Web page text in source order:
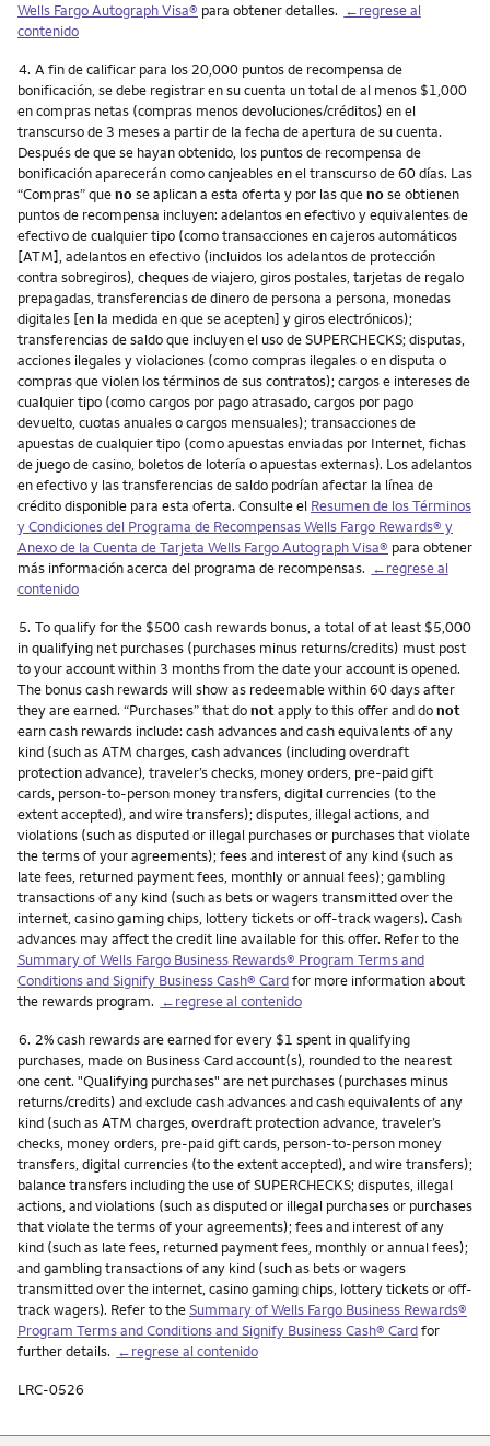
Wells Fargo Autograph Visa® para obtener detalles. ←regrese al
contenido
Nota
4. A fin de calificar para los 20,000 puntos de recompensa de
bonificación, se debe registrar en su cuenta un total de al menos $1,000
en compras netas (compras menos devoluciones/créditos) en el
transcurso de 3 meses a partir de la fecha de apertura de su cuenta.
Después de que se hayan obtenido, los puntos de recompensa de
bonificación aparecerán como canjeables en el transcurso de 60 días. Las
“Compras” quenose aplican a esta oferta y por las quenose obtienen
puntos de recompensa incluyen: adelantos en efectivo y equivalentes de
efectivo de cualquier tipo (como transacciones en cajeros automáticos
[ATM], adelantos en efectivo (incluidos los adelantos de protección
contra sobregiros), cheques de viajero, giros postales, tarjetas de regalo
prepagadas, transferencias de dinero de persona a persona, monedas
digitales [en la medida en que se acepten] y giros electrónicos);
transferencias de saldo que incluyen el uso de SUPERCHECKS; disputas,
acciones ilegales y violaciones (como compras ilegales o en disputa o
compras que violen los términos de sus contratos); cargos e intereses de
cualquier tipo (como cargos por pago atrasado, cargos por pago
devuelto, cuotas anuales o cargos mensuales); transacciones de
apuestas de cualquier tipo (como apuestas enviadas por Internet, fichas
de juego de casino, boletos de lotería o apuestas externas). Los adelantos
en efectivo y las transferencias de saldo podrían afectar la línea de
crédito disponible para esta oferta. Consulte el Resumen de los Términos
y Condiciones del Programa de Recompensas Wells Fargo Rewards® y
Anexo de la Cuenta de Tarjeta Wells Fargo Autograph Visa® para obtener
más información acerca del programa de recompensas. ←regrese al
contenido
Nota
5. To qualify for the $500 cash rewards bonus, a total of at least $5,000
in qualifying net purchases (purchases minus returns/credits) must post
to your account within 3 months from the date your account is opened.
The bonus cash rewards will show as redeemable within 60 days after
they are earned. “Purchases” that donotapply to this offer and donot
earn cash rewards include: cash advances and cash equivalents of any
kind (such as ATM charges, cash advances (including overdraft
protection advance), traveler’s checks, money orders, pre-paid gift
cards, person-to-person money transfers, digital currencies (to the
extent accepted), and wire transfers); disputes, illegal actions, and
violations (such as disputed or illegal purchases or purchases that violate
the terms of your agreements); fees and interest of any kind (such as
late fees, returned payment fees, monthly or annual fees); gambling
transactions of any kind (such as bets or wagers transmitted over the
internet, casino gaming chips, lottery tickets or off-track wagers). Cash
advances may affect the credit line available for this offer. Refer to the
Summary of Wells Fargo Business Rewards® Program Terms and
Conditions and Signify Business Cash® Cardfor more information about
the rewards program. ←regrese al contenido
Nota
6. 2% cash rewards are earned for every $1 spent in qualifying
purchases, made on Business Card account(s), rounded to the nearest
one cent. "Qualifying purchases" are net purchases (purchases minus
returns/credits) and exclude cash advances and cash equivalents of any
kind (such as ATM charges, overdraft protection advance, traveler’s
checks, money orders, pre-paid gift cards, person-to-person money
transfers, digital currencies (to the extent accepted), and wire transfers);
balance transfers including the use of SUPERCHECKS; disputes, illegal
actions, and violations (such as disputed or illegal purchases or purchases
that violate the terms of your agreements); fees and interest of any
kind (such as late fees, returned payment fees, monthly or annual fees);
and gambling transactions of any kind (such as bets or wagers
transmitted over the internet, casino gaming chips, lottery tickets or off-
track wagers). Refer to theSummary of Wells Fargo Business Rewards®
Program Terms and Conditions and Signify Business Cash® Cardfor
further details. ←regrese al contenido
LRC-0526